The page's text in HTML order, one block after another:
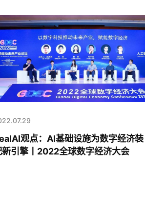
观点：AI基础设施为数字经济装
新引擎丨2022全球数字经济大会